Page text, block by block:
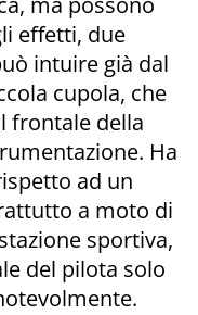
effetti, due
intuire già dal
cupola, che
frontale della
Ha
ad un
a moto di
sportiva,
del pilota solo